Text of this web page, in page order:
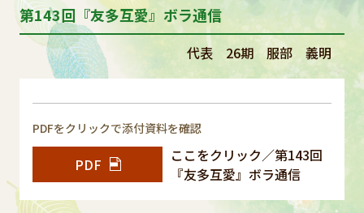
第143回『友多互愛』ボラ通信
代表 26期 服部 義明
PDFをクリックで添付資料を確認
PDF
ここをクリック／第143回
『友多互愛』ボラ通信